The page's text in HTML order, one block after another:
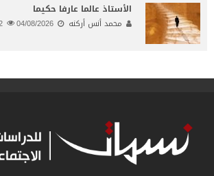
الأستاذ عالما عارفا حكيما
محمد أنس أركنه 04/08/2026